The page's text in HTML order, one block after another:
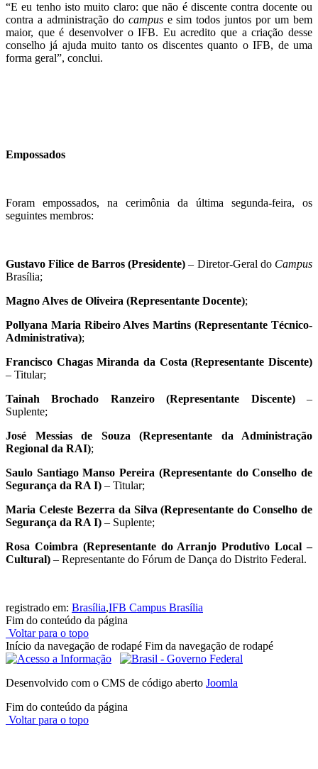
“E eu tenho isto muito claro: que não é discente contra docente ou
contra a administração do campuse sim todos juntos por um bem
maior, que é desenvolver o IFB. Eu acredito que a criação desse
conselho já ajuda muito tanto os discentes quanto o IFB, de uma
forma geral”, conclui.
Empossados
Foram empossados, na cerimônia da última segunda-feira, os
seguintes membros:
Gustavo Filice de Barros (Presidente) – Diretor-Geral do Campus
Brasília;
Magno Alves de Oliveira (Representante Docente);
Pollyana Maria Ribeiro Alves Martins (Representante Técnico-
Administrativa);
Francisco Chagas Miranda da Costa (Representante Discente)
– Titular;
Tainah Brochado Ranzeiro (Representante Discente)–
Suplente;
José Messias de Souza (Representante da Administração
Regional da RAI);
Saulo Santiago Manso Pereira (Representante do Conselho de
Segurança da RA I) – Titular;
Maria Celeste Bezerra da Silva (Representante do Conselho de
Segurança da RA I) – Suplente;
Rosa Coimbra (Representante do Arranjo Produtivo Local –
Cultural) – Representante do Fórum de Dança do Distrito Federal.
registrado em: Brasília,IFB Campus Brasília
Fim do conteúdo da página
Voltar para o topo
Início da navegação de rodapé Fim da navegação de rodapé
Desenvolvido com o CMS de código aberto Joomla
Fim do conteúdo da página
Voltar para o topo